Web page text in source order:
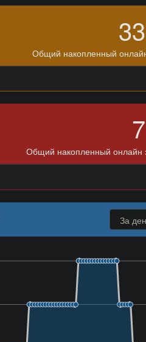
Общий накопленный
Общий накопленный онлайн